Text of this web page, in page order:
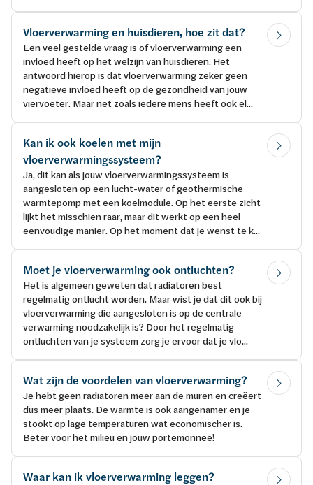
Vloerverwarming en huisdieren, hoe zit dat?
Een veel gestelde vraag is of vloerverwarming een
invloed heeft op het welzijn van huisdieren. Het
antwoord hierop is dat vloerverwarming zeker geen
negatieve invloed heeft op de gezondheid van jouw
viervoeter. Maar net zoals iedere mens heeft ook el...
Kan ik ook koelen met mijn
vloerverwarmingssysteem?
Ja, dit kan als jouw vloerverwarmingssysteem is
aangesloten op een lucht-water of geothermische
warmtepomp met een koelmodule. Op het eerste zicht
lijkt het misschien raar, maar dit werkt op een heel
eenvoudige manier. Op het moment dat je wenst te k...
Moet je vloerverwarming ook ontluchten?
Het is algemeen geweten dat radiatoren best
regelmatig ontlucht worden. Maar wist je dat dit ook bij
vloerverwarming die aangesloten is op de centrale
verwarming noodzakelijk is? Door het regelmatig
ontluchten van je systeem zorg je ervoor dat je vlo...
Wat zijn de voordelen van vloerverwarming?
Je hebt geen radiatoren meer aan de muren en creëert
dus meer plaats. De warmte is ook aangenamer en je
stookt op lage temperaturen wat economischer is.
Beter voor het milieu en jouw portemonnee!
Waar kan ik vloerverwarming leggen?